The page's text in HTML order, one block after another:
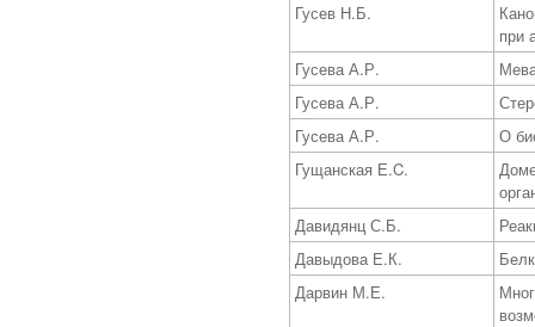
Гусев Н.Б.
при
Гусева А.Р.
Гусева А.Р.
Гусева А.Р.
О
Гущанская Е.C.
Давидянц С.Б.
Давыдова Е.К.
Дарвин М.Е.